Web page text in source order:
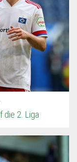
die 2. Liga